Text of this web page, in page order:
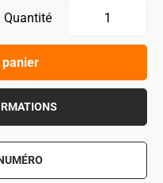
Quantité